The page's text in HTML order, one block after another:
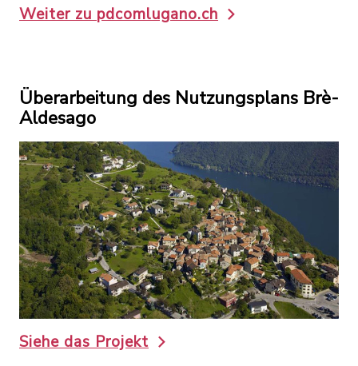
Weiter zu pdcomlugano.ch
Überarbeitung des Nutzungsplans Brè-
Aldesago
Siehe das Projekt